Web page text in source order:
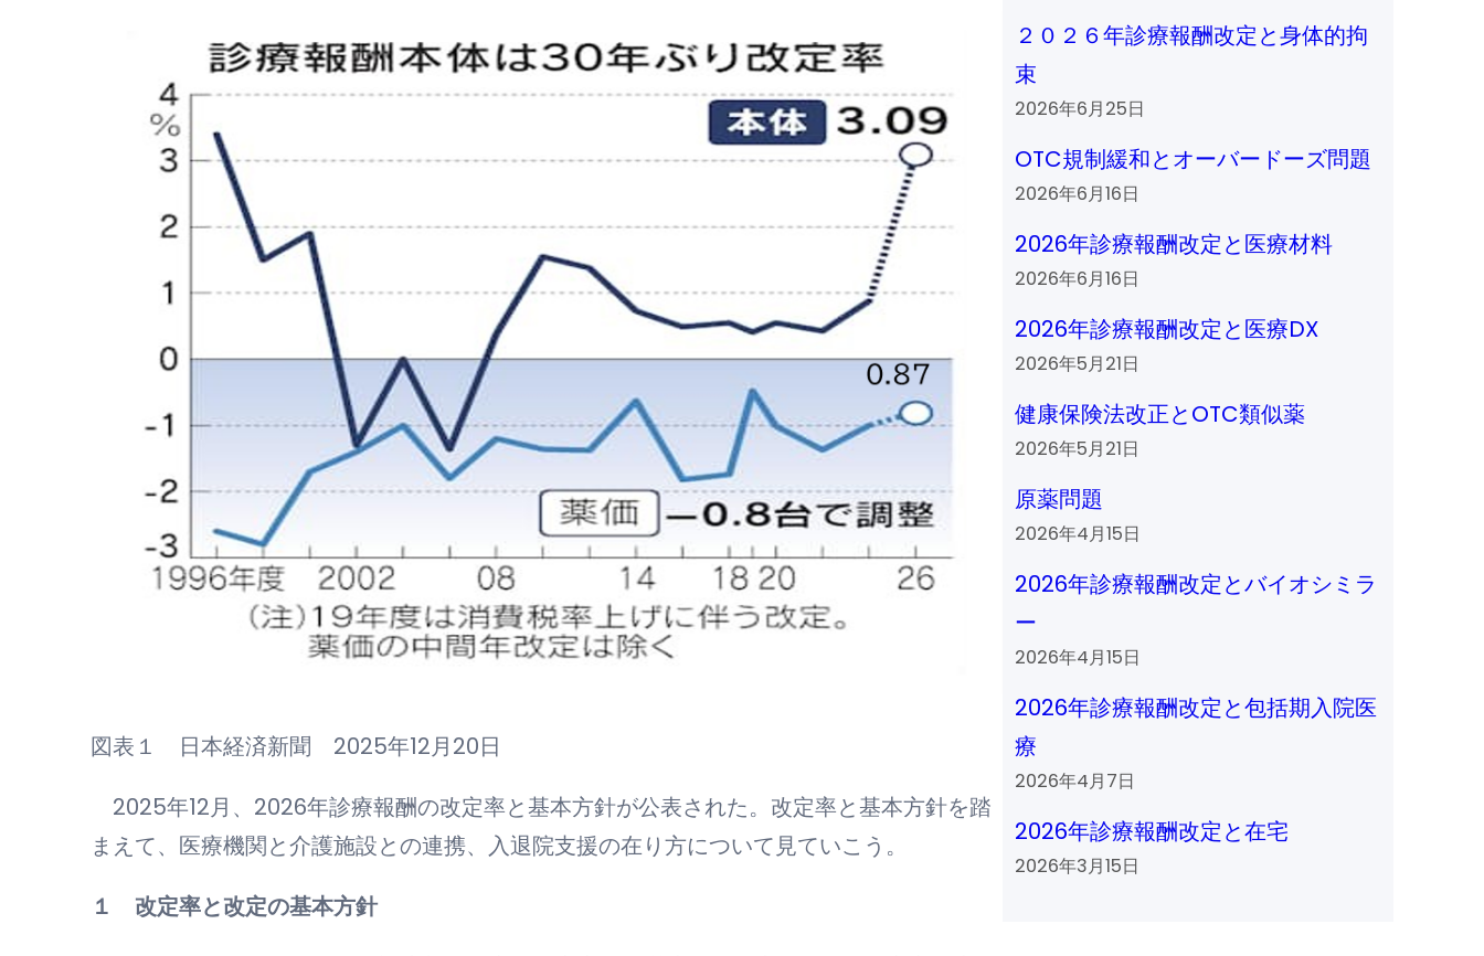
図表１ 日本経済新聞 2025年12月20日
2025年12月、2026年診療報酬の改定率と基本方針が公表された。改定率と基本方針を踏
まえて、医療機関と介護施設との連携、入退院支援の在り方について見ていこう。
１ 改定率と改定の基本方針
２０２６年診療報酬改定と身体的拘
束
2026年6月25日
OTC規制緩和とオーバードーズ問題
2026年6月16日
2026年診療報酬改定と医療材料
2026年6月16日
2026年診療報酬改定と医療DX
2026年5月21日
健康保険法改正とOTC類似薬
2026年5月21日
原薬問題
2026年4月15日
2026年診療報酬改定とバイオシミラ
ー
2026年4月15日
2026年診療報酬改定と包括期入院医
療
2026年4月7日
2026年診療報酬改定と在宅
2026年3月15日